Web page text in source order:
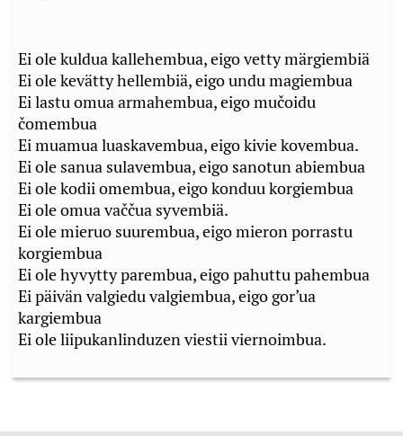
Ei ole kuldua kallehembua, eigo vetty märgiembiä
Ei ole kevätty hellembiä, eigo undu magiembua
Ei lastu omua armahembua, eigo mučoidu
čomembua
Ei muamua luaskavembua, eigo kivie kovembua.
Ei ole sanua sulavembua, eigo sanotun abiembua
Ei ole kodii omembua, eigo konduu korgiembua
Ei ole omua vaččua syvembiä.
Ei ole mieruo suurembua, eigo mieron porrastu
korgiembua
Ei ole hyvytty parembua, eigo pahuttu pahembua
Ei päivän valgiedu valgiembua, eigo gor’ua
kargiembua
Ei ole liipukanlinduzen viestii viernoimbua.